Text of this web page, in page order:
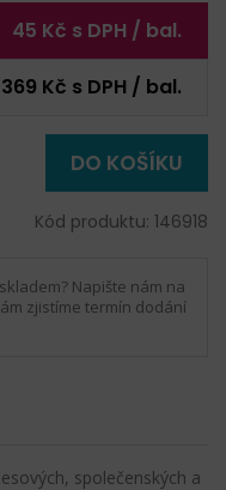
45 Kč s DPH / bal.
369 Kč s DPH / bal.
DO KOŠÍKU
Kód produktu: 146918
Napište nám na
zjistíme termín dodání
společenských a